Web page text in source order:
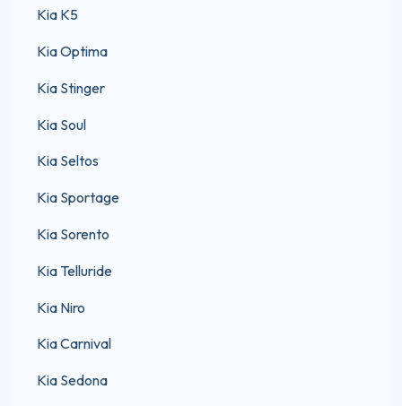
Kia K5
Kia Optima
Kia Stinger
Kia Soul
Kia Seltos
Kia Sportage
Kia Sorento
Kia Telluride
Kia Niro
Kia Carnival
Kia Sedona